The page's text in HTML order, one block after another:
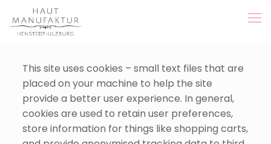
This site uses cookies – small text files that are
placed on your machine to help the site
provide a better user experience. In general,
cookies are used to retain user preferences,
store information for things like shopping carts,